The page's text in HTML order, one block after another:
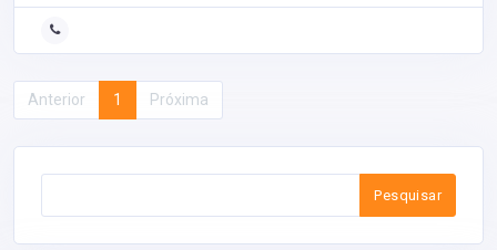
Anterior 1 Próxima
Pesquisar